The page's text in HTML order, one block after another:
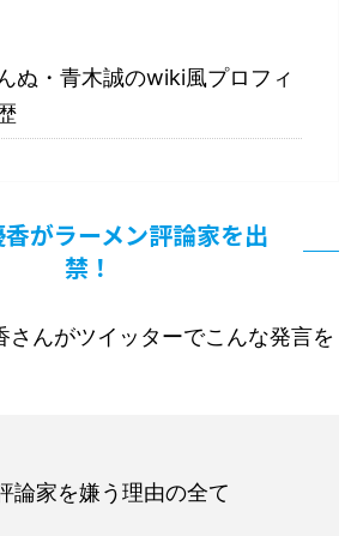
ぬ・青木誠のwiki風プロフィ
がラーメン評論家を出
禁！
さんがツイッターでこんな発言を
論家を嫌う理由の全て